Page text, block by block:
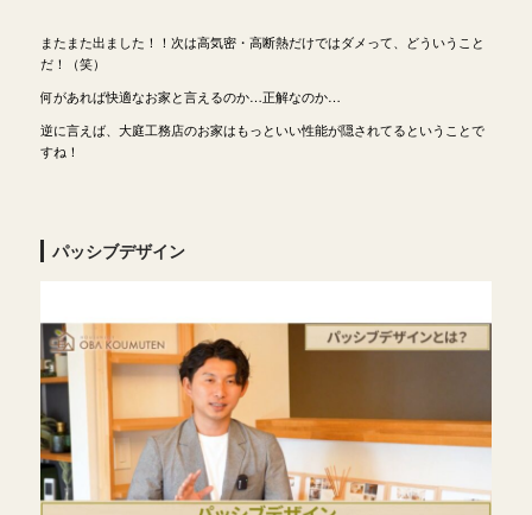
またまた出ました！！次は高気密・高断熱だけではダメって、どういうこと
だ！（笑）
何があれば快適なお家と言えるのか…正解なのか…
逆に言えば、大庭工務店のお家はもっといい性能が隠されてるということで
すね！
パッシブデザイン